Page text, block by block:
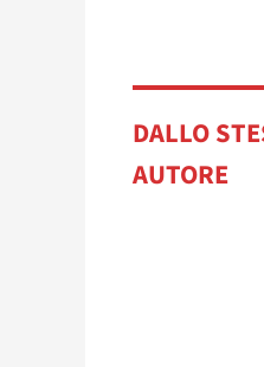
DALLO
AUTORE